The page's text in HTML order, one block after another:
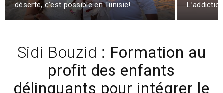
déserte, c’est possible en Tunisie!
Sidi Bouzid : Formation au
profit des enfants
délinquants pour intégrer le